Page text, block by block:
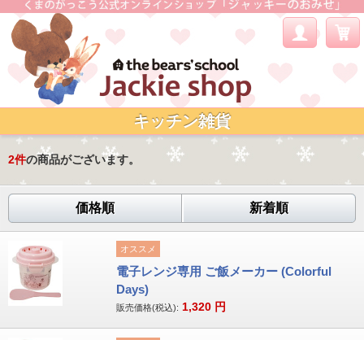
キッチン雑貨
2件の商品がございます。
価格順 新着順
オススメ
電子レンジ専用 ご飯メーカー (Colorful
Days)
販売価格(税込): 1,320 円